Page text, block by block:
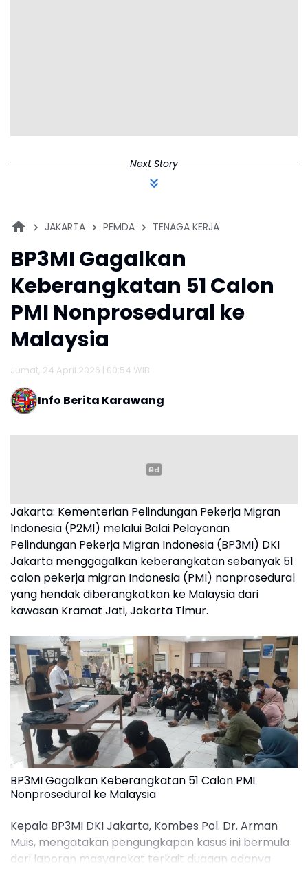
Next Story
JAKARTA PEMDA TENAGA KERJA
BP3MI Gagalkan
Keberangkatan 51 Calon
PMI Nonprosedural ke
Malaysia
Jumat, 24 April 2026 | 00:54 WIB
Info Berita Karawang
Jakarta: Kementerian Pelindungan Pekerja Migran
Indonesia (P2MI) melalui Balai Pelayanan
Pelindungan Pekerja Migran Indonesia (BP3MI) DKI
Jakarta menggagalkan keberangkatan sebanyak 51
calon pekerja migran Indonesia (PMI) nonprosedural
yang hendak diberangkatkan ke Malaysia dari
kawasan Kramat Jati, Jakarta Timur.
BP3MI Gagalkan Keberangkatan 51 Calon PMI
Nonprosedural ke Malaysia
Kepala BP3MI DKI Jakarta, Kombes Pol. Dr. Arman
Muis, mengatakan pengungkapan kasus ini bermula
dari laporan masyarakat terkait dugaan adanya